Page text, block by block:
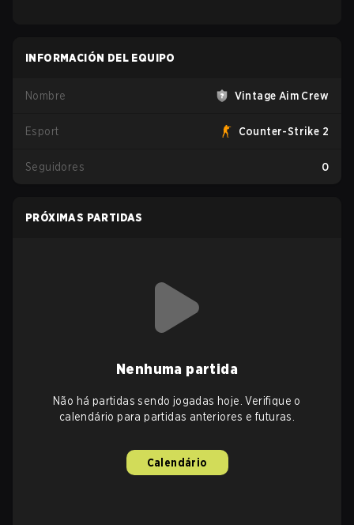
INFORMACIÓN DEL EQUIPO
Nombre Vintage Aim Crew
Esport Counter-Strike 2
Seguidores 0
PRÓXIMAS PARTIDAS
Nenhuma partida
Não há partidas sendo jogadas hoje. Verifique o
calendário para partidas anteriores e futuras.
Calendário